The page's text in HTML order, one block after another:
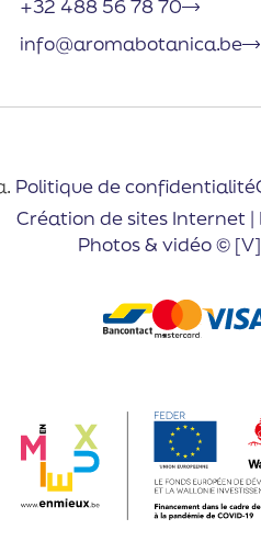
+32 488 56 78 70
info@aromabotanica.be
Politique de confidentialité
Création de sites Internet |
Photos & vidéo ©